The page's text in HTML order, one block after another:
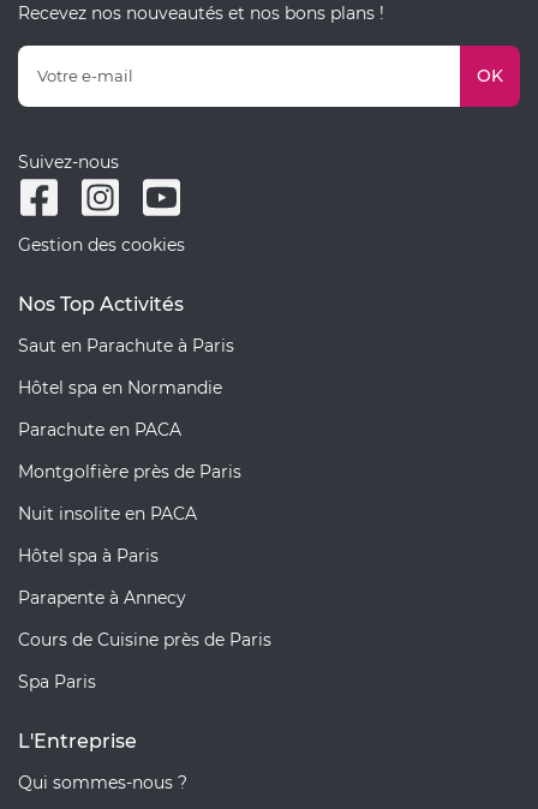
Recevez nos nouveautés et nos bons plans !
OK
Suivez-nous
Gestion des cookies
Nos Top Activités
Saut en Parachute à Paris
Hôtel spa en Normandie
Parachute en PACA
Montgolfière près de Paris
Nuit insolite en PACA
Hôtel spa à Paris
Parapente à Annecy
Cours de Cuisine près de Paris
Spa Paris
L'Entreprise
Qui sommes-nous ?